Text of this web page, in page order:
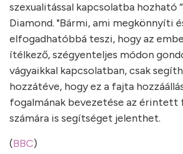
szexualitással kapcsolatba hozható
Diamond. "Bármi, ami megkönnyíti
elfogadhatóbbá teszi, hogy az
ítélkező, szégyenteljes módon
vágyaikkal kapcsolatban, csak
hozzátéve, hogy ez a fajta
fogalmának bevezetése az
számára is segítséget jelenthet.
(BBC)